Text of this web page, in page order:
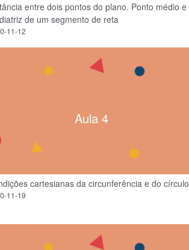
entre dois pontos do plano. Ponto médio e
de um segmento de reta
11-12
Aula 4
cartesianas da circunferência e do círculo
11-19